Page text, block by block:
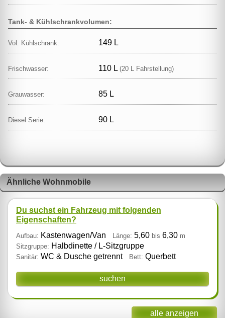
Tank- & Kühlschrankvolumen:
Vol. Kühlschrank: 149 L
Frischwasser: 110 L (20 L Fahrstellung)
Grauwasser: 85 L
Diesel Serie: 90 L
Ähnliche Wohnmobile
Du suchst ein Fahrzeug mit folgenden
Eigenschaften?
Aufbau: Kastenwagen/Van Länge: 5,60 bis 6,30 m
Sitzgruppe: Halbdinette / L‑Sitzgruppe
Sanitär: WC & Dusche getrennt Bett: Querbett
suchen
alle anzeigen